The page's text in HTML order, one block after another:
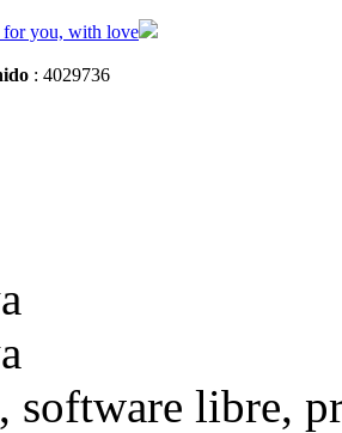
: 4029736
software libre,